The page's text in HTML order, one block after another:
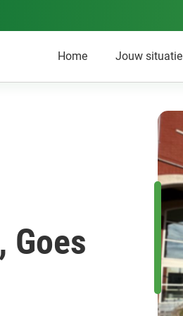
Home Jouw situatie
Goes